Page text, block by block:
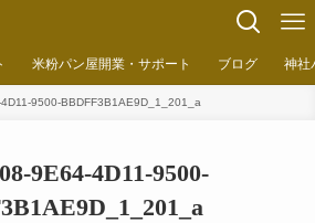
米粉パン屋開業・サポート ブログ 神社
9500-BBDFF3B1AE9D_1_201_a
9E64-4D11-9500-